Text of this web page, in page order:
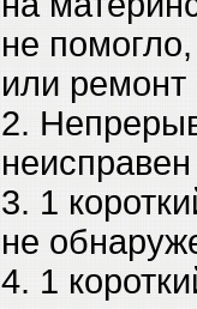
не
или
2.
3. 1
не
4. 1